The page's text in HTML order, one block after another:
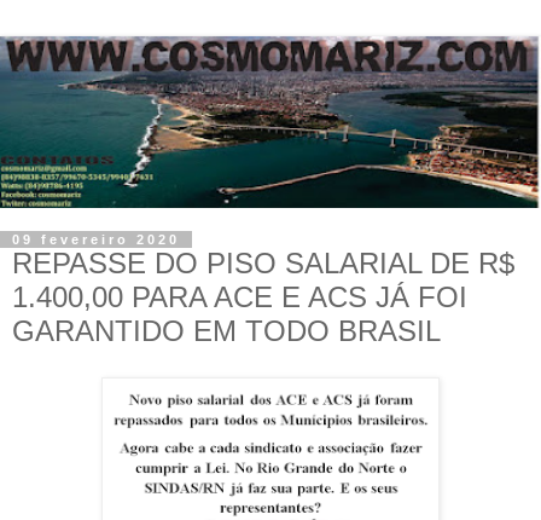
09 fevereiro 2020
REPASSE DO PISO SALARIAL DE R$
1.400,00 PARA ACE E ACS JÁ FOI
GARANTIDO EM TODO BRASIL